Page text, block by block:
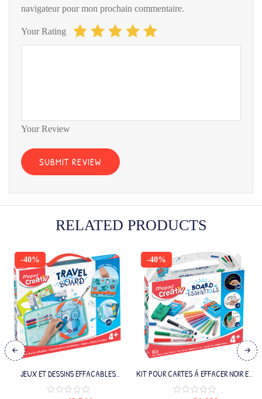
navigateur pour mon prochain commentaire.
Your Rating
Your Review
RELATED PRODUCTS
-40%
JEUX ET DESSINS EFFACABLES
ANIMAUX
-40%
KIT POUR CARTES À EFFACER NOIR ET
SEC